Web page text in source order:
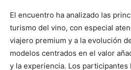
El encuentro ha analizado las
turismo del vino, con especial
viajero premium y a la evolución
modelos centrados en el valor
y la experiencia. Los